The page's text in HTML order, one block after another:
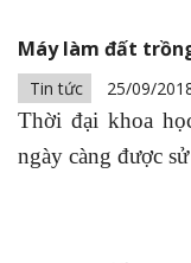
Máy làm đất
Tin tức 25/09/
Thời đại khoa
ngày càng được